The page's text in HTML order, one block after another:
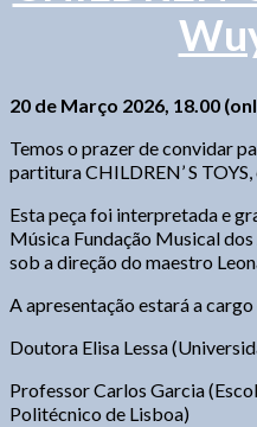
20 de Março 2026, 18.00
Temos o prazer de convidar
partitura CHILDREN’ S
Esta peça foi interpretada e
Música Fundação Musical
sob a direção do maestro
A apresentação estará a cargo
Doutora Elisa Lessa
Professor Carlos Garcia
Politécnico de Lisboa)